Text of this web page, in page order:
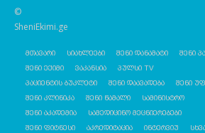
©
SheniEkimi.ge
მთავარი სიახლეები შენი დანამატი
შენი
შენი ექიმი
ვაკანსია
პულსი TV
პაციენტის ბუკლეტი
შენი დაავადება
შენი
შენი კლინიკა
შენი წამალი
სამინისტრო
შენი აკადემია
სამედიცინო მეცნიერებები
შენი ფიტნესი
აკრედიტაცია ინტერვიუ